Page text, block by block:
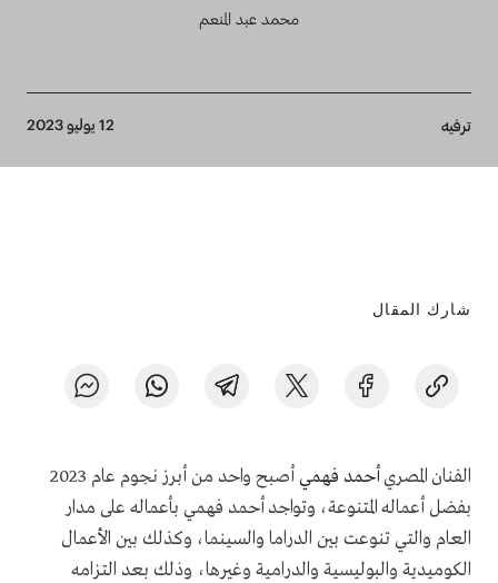
محمد عبد المنعم
Breadcrumb
ترفيه 12 يوليو 2023
شارك المقال
الفنان المصري أحمد فهمي
أصبح واحد من أبرز نجوم عام 2023
بفضل أعماله المتنوعة، وتواجد أحمد فهمي بأعماله على مدار
العام والتي تنوعت بين الدراما والسينما، وكذلك بين الأعمال
الكوميدية والبوليسية والدرامية وغيرها، وذلك بعد التزامه